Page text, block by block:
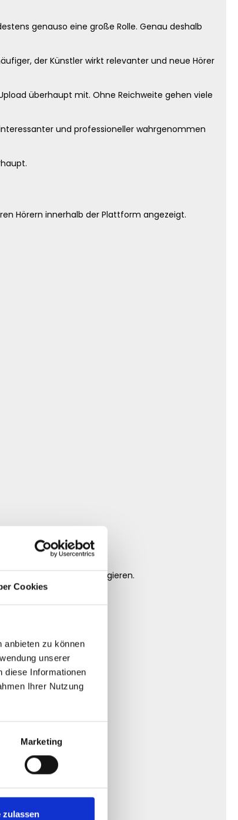
Cookies
anbieten zu können
unserer
diese Informationen
Ihrer Nutzung
Marketing
zulassen
genauso eine große Rolle. Genau deshalb
der Künstler wirkt relevanter und neue Hörer
überhaupt mit. Ohne Reichweite gehen viele
und professioneller wahrgenommen
Hörern innerhalb der Plattform angezeigt.
bereits positiv darauf reagieren.